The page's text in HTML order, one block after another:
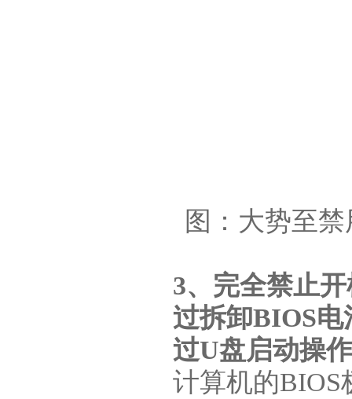
图：大势至
3、完全禁止
过拆卸BIOS
过U盘启动操
计算机的BIOS